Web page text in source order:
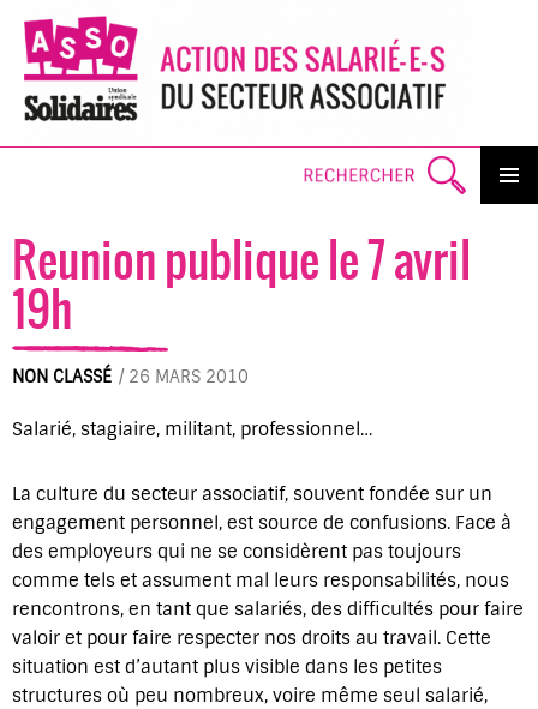
Reunion publique le 7 avril
19h
NON CLASSÉ / 26 MARS 2010
Salarié, stagiaire, militant, professionnel…
La culture du secteur associatif, souvent fondée sur un
engagement personnel, est source de confusions. Face à
des employeurs qui ne se considèrent pas toujours
comme tels et assument mal leurs responsabilités, nous
rencontrons, en tant que salariés, des difficultés pour faire
valoir et pour faire respecter nos droits au travail. Cette
situation est d’autant plus visible dans les petites
structures où peu nombreux, voire même seul salarié,